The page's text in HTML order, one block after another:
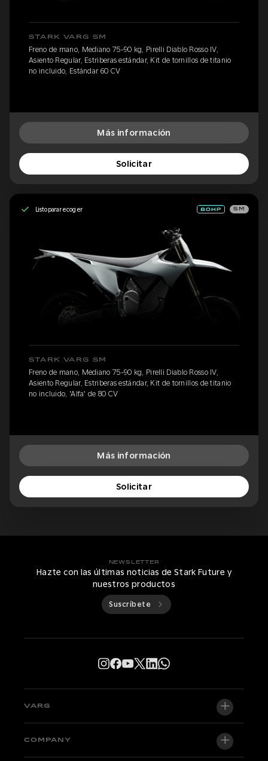
STARK VARG SM
Freno de mano, Mediano 75-90 kg, Pirelli Diablo Rosso IV,
Asiento Regular, Estriberas estándar, Kit de tornillos de titanio
no incluido, Estándar 60 CV
Más información
Solicitar
Listo para recoger SM
STARK VARG SM
Freno de mano, Mediano 75-90 kg, Pirelli Diablo Rosso IV,
Asiento Regular, Estriberas estándar, Kit de tornillos de titanio
no incluido, 'Alfa' de 80 CV
Más información
Solicitar
NEWSLETTER
Hazte con las últimas noticias de Stark Future y
nuestros productos
Suscríbete
VARG
VARG EX
COMPANY